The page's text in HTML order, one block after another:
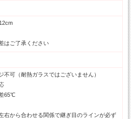
はご了承ください
不可（耐熱ガラスではございません）
65℃
右から合わせる関係で継ぎ目のラインが必ず